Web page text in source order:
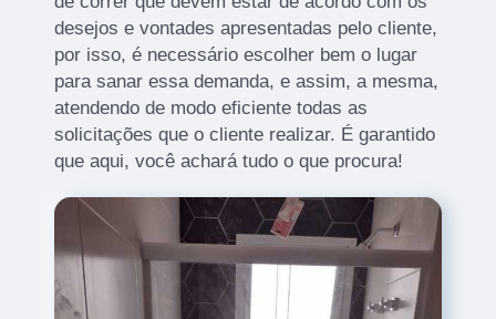
desejos e vontades apresentadas pelo cliente,
por isso, é necessário escolher bem o lugar
para sanar essa demanda, e assim, a mesma,
atendendo de modo eficiente todas as
solicitações que o cliente realizar. É garantido
que aqui, você achará tudo o que procura!